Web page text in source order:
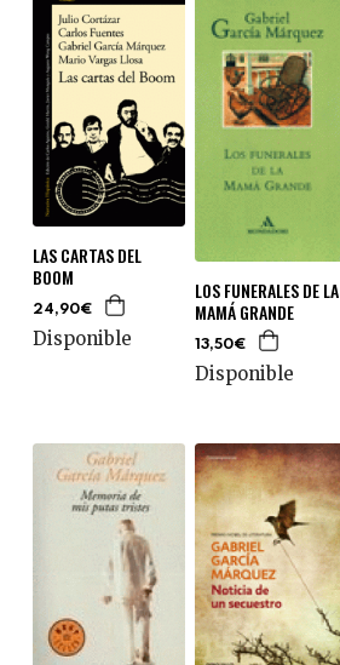
LAS CARTAS DEL
BOOM
24,90€
Disponible
LOS FUNERALES DE LA
MAMÁ GRANDE
13,50€
Disponible